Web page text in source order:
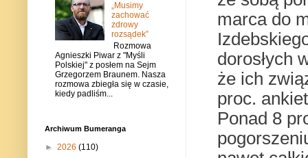
marca do
dorosłych
że ich
proc.
Ponad 8
„Musimy
zachować
zdrowy
rozsądek”
Rozmowa
Agnieszki Piwar z "Myśli
Polskiej" z posłem na Sejm
Grzegorzem Braunem. Nasza
rozmowa zbiegła się w czasie,
kiedy padliśm...
Archiwum Bumeranga
► 2026 (110)